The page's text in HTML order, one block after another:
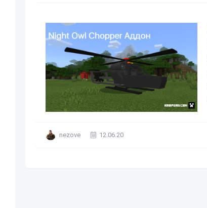
nezove 12.06.20